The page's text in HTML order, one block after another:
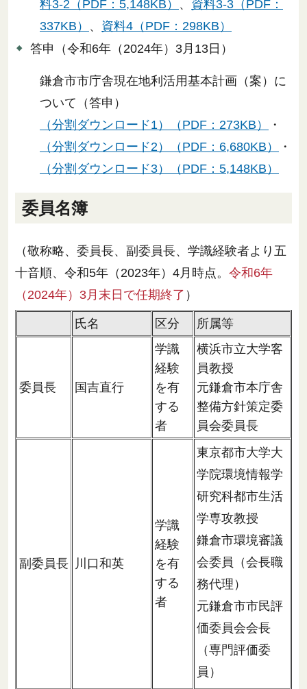
料3-2（PDF：5,148KB） 、 資料3-3（PDF：
337KB） 、 資料4（PDF：298KB）
答申（令和6年（2024年）3月13日）
鎌倉市市庁舎現在地利活用基本計画（案）に
ついて（答申）
（分割ダウンロード1）（PDF：273KB）
・
（分割ダウンロード2）（PDF：6,680KB）
・
（分割ダウンロード3）（PDF：5,148KB）
委員名簿
（敬称略、委員長、副委員長、学識経験者より五
十音順、令和5年（2023年）4月時点。 令和6年
（2024年）3月末日で任期終了 ）
氏名 区分 所属等
委員長 国吉直行
学識
経験
を有
する
者
横浜市立大学客
員教授
元鎌倉市本庁舎
整備方針策定委
員会委員長
副委員長 川口和英
学識
経験
を有
する
者
東京都市大学大
学院環境情報学
研究科都市生活
学専攻教授
鎌倉市環境審議
会委員（会長職
務代理）
元鎌倉市市民評
価委員会会長
（専門評価委
員）